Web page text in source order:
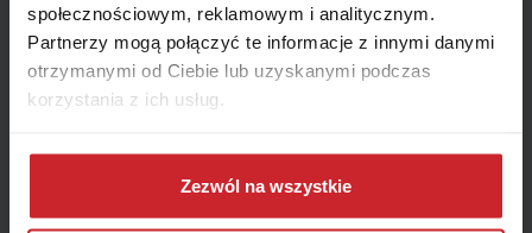
społecznościowym, reklamowym i analitycznym.
Partnerzy mogą połączyć te informacje z innymi danymi
otrzymanymi od Ciebie lub uzyskanymi podczas
korzystania z ich usług.
Dowiedz się więcej na temat tego, kim jesteśmy, jak
można się z nami skontaktować i w jaki sposób
przetwarzamy dane osobowe w ramachPolityki
Zezwól na wszystkie
Choroby tropikalne – niezbędnik turysty. Jak
zadbać o zdrowie w podróży? [INFOGRAFIKA]
Kraje gorącej strefy klimatycznej położone w Azji, Afryce czy
Ameryce Południowej coraz częściej stają się miejscem urlopu i
niebezpieczeństwem, jakie niesie z sobą podróżowanie do
strefy klimatu tropikalnego i subtropikalnego.
Czytaj więcej